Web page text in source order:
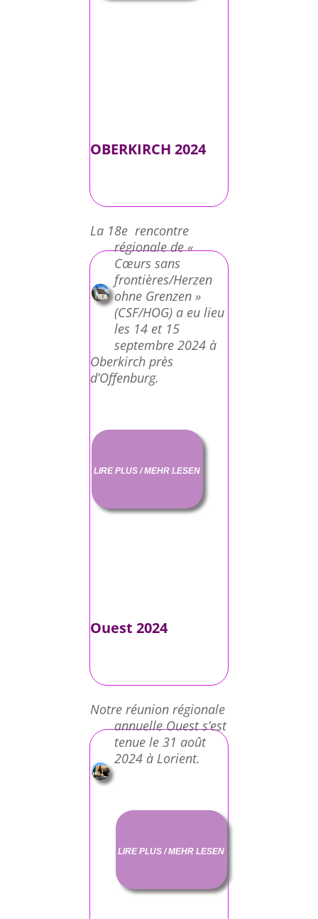
OBERKIRCH 2024
La 18e rencontre
régionale de «
Cœurs sans
frontières/Herzen
ohne Grenzen »
(CSF/HOG) a eu lieu
les 14 et 15
septembre 2024 à
Oberkirch près
d’Offenburg.
LIRE PLUS / MEHR LESEN
Ouest 2024
Notre réunion régionale
annuelle Ouest s’est
tenue le 31 août
2024 à Lorient.
LIRE PLUS / MEHR LESEN